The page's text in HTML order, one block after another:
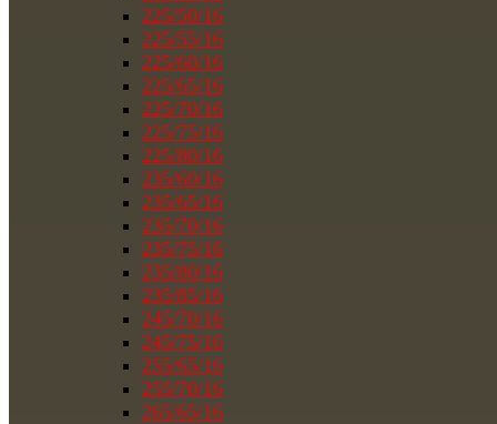
225/50/16
225/55/16
225/60/16
225/65/16
225/70/16
225/75/16
225/80/16
235/60/16
235/65/16
235/70/16
235/75/16
235/80/16
235/85/16
245/70/16
245/75/16
255/65/16
255/70/16
265/65/16